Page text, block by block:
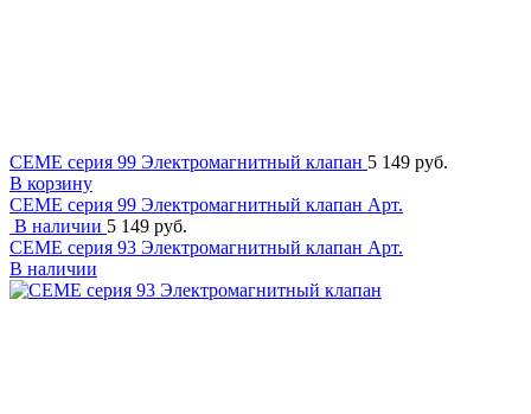
CEME серия 99 Электромагнитный клапан 5 149 руб.
В корзину
CEME серия 99 Электромагнитный клапан Арт.
В наличии 5 149 руб.
CEME серия 93 Электромагнитный клапан Арт.
В наличии